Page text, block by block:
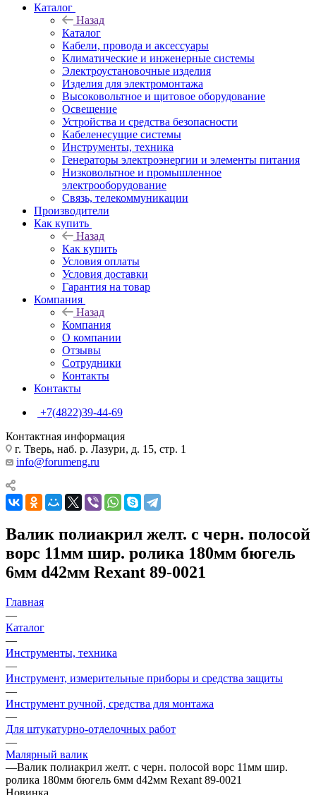
Каталог
Назад
Каталог
Кабели, провода и аксессуары
Климатические и инженерные системы
Электроустановочные изделия
Изделия для электромонтажа
Высоковольтное и щитовое оборудование
Освещение
Устройства и средства безопасности
Кабеленесущие системы
Инструменты, техника
Генераторы электроэнергии и элементы питания
Низковольтное и промышленное
электрооборудование
Связь, телекоммуникации
Производители
Как купить
Назад
Как купить
Условия оплаты
Условия доставки
Гарантия на товар
Компания
Назад
Компания
О компании
Отзывы
Сотрудники
Контакты
Контакты
+7(4822)39-44-69
Контактная информация
г. Тверь, наб. р. Лазури, д. 15, стр. 1
info@forumeng.ru
Валик полиакрил желт. с черн. полосой
ворс 11мм шир. ролика 180мм бюгель
6мм d42мм Rexant 89-0021
Главная
—
Каталог
—
Инструменты, техника
—
Инструмент, измерительные приборы и средства защиты
—
Инструмент ручной, средства для монтажа
—
Для штукатурно-отделочных работ
—
Малярный валик
—Валик полиакрил желт. с черн. полосой ворс 11мм шир.
ролика 180мм бюгель 6мм d42мм Rexant 89-0021
Новинка